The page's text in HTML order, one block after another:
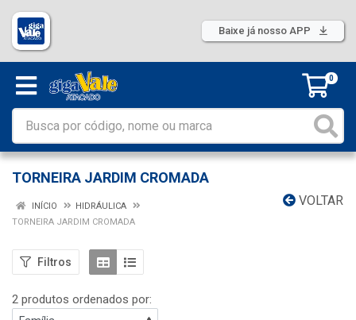
Baixe já nosso APP
0
TORNEIRA JARDIM CROMADA
VOLTAR
INÍCIO
HIDRÁULICA
TORNEIRA JARDIM CROMADA
Filtros
2 produtos ordenados por: